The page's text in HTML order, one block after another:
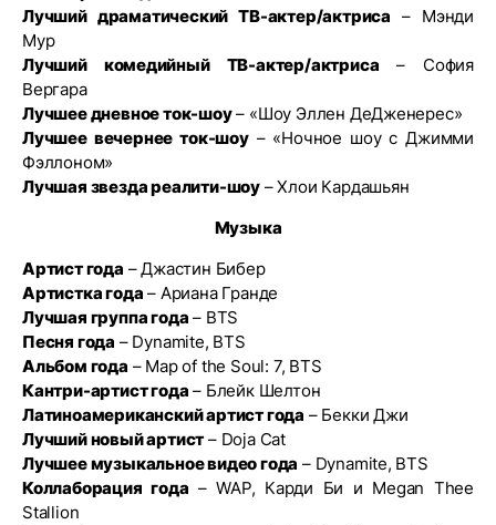
Лучший драматический ТВ-актер/актриса – Мэнди
Мур
Лучший комедийный ТВ-актер/актриса – София
Вергара
Лучшее дневное ток-шоу– «Шоу Эллен ДеДженерес»
Лучшее вечернее ток-шоу– «Ночное шоу с Джимми
Фэллоном»
Лучшая звезда реалити-шоу– Хлои Кардашьян
Музыка
Артист года – Джастин Бибер
Артистка года – Ариана Гранде
Лучшая группа года – BTS
Песня года – Dynamite, BTS
Альбом года – Map of the Soul: 7, BTS
Кантри-артист года – Блейк Шелтон
Латиноамериканский артист года – Бекки Джи
Лучший новый артист – Doja Cat
Лучшее музыкальное видео года – Dynamite, BTS
Коллаборация года – WAP, Карди Би и Megan Thee
Stallion